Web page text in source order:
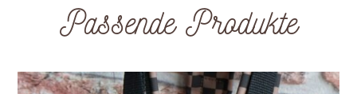
Passende Produkte